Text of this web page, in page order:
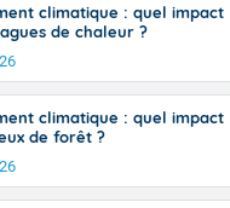
climatique : quel impact
de chaleur ?
climatique : quel impact
de forêt ?